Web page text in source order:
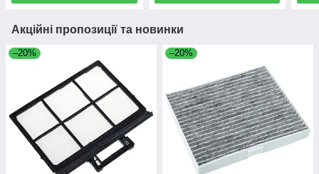
Акційні пропозиції та новинки
–20% –20%